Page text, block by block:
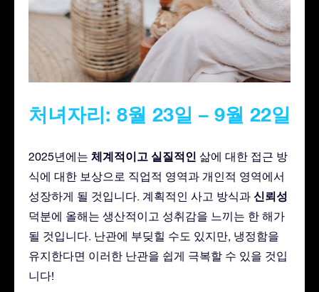
처녀자리: 8월 23일 – 9월 22일
2025년에는 체계적이고 실질적인 삶에 대한 접근 방
식에 대한 보상으로 직업적 영역과 개인적 영역에서
성장하게 될 것입니다. 계획적인 사고 방식과 신뢰성
덕분에 올해는 생산적이고 성취감을 느끼는 한 해가
될 것입니다. 난관에 부딪힐 수도 있지만, 냉정함을
유지한다면 이러한 난관을 쉽게 극복할 수 있을 것입
니다!